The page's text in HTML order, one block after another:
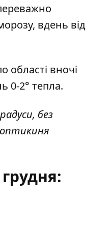
вдень від
області вночі
0-2° тепла.
без
: